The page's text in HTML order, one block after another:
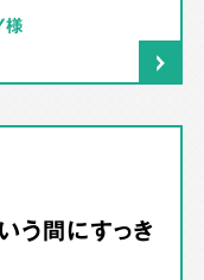
様
う間にすっき